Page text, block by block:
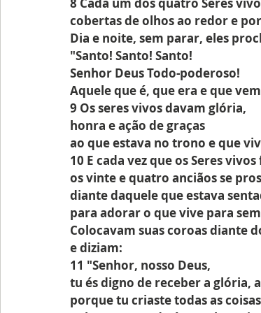
cobertas de olhos ao redor e
Dia e noite, sem parar, eles
"Santo! Santo! Santo!
Senhor Deus Todo-poderoso!
Aquele que é, que era e que
9 Os seres vivos davam glória,
honra e ação de graças
ao que estava no trono e que
10 E cada vez que os Seres
os vinte e quatro anciãos se
diante daquele que estava
para adorar o que vive para
Colocavam suas coroas diante
e diziam:
11 "Senhor, nosso Deus,
tu és digno de receber a glória,
porque tu criaste todas as